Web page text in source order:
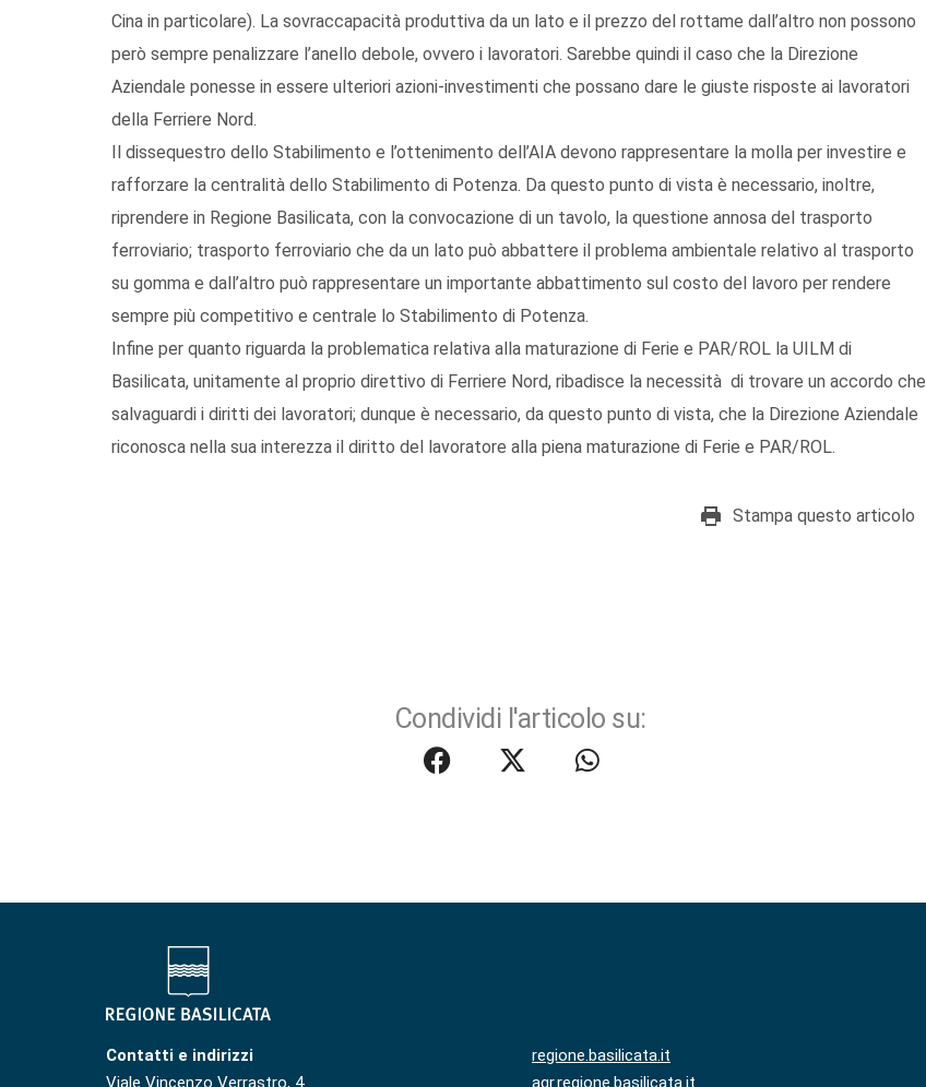
Cina in particolare). La sovraccapacità produttiva da un lato e il prezzo del rottame dall’altro non possono
però sempre penalizzare l’anello debole, ovvero i lavoratori. Sarebbe quindi il caso che la Direzione
Aziendale ponesse in essere ulteriori azioni-investimenti che possano dare le giuste risposte ai lavoratori
della Ferriere Nord.
Il dissequestro dello Stabilimento e l’ottenimento dell’AIA devono rappresentare la molla per investire e
rafforzare la centralità dello Stabilimento di Potenza. Da questo punto di vista è necessario, inoltre,
riprendere in Regione Basilicata, con la convocazione di un tavolo, la questione annosa del trasporto
ferroviario; trasporto ferroviario che da un lato può abbattere il problema ambientale relativo al trasporto
su gomma e dall’altro può rappresentare un importante abbattimento sul costo del lavoro per rendere
sempre più competitivo e centrale lo Stabilimento di Potenza.
Infine per quanto riguarda la problematica relativa alla maturazione di Ferie e PAR/ROL la UILM di
Basilicata, unitamente al proprio direttivo di Ferriere Nord, ribadisce la necessità di trovare un accordo che
salvaguardi i diritti dei lavoratori; dunque è necessario, da questo punto di vista, che la Direzione Aziendale
riconosca nella sua interezza il diritto del lavoratore alla piena maturazione di Ferie e PAR/ROL.
Stampa questo articolo
Condividi l'articolo su:
Contatti e indirizzi
Viale Vincenzo Verrastro, 4
regione.basilicata.it
agr.regione.basilicata.it